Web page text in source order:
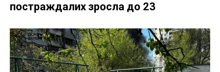
постраждалих зросла до 23